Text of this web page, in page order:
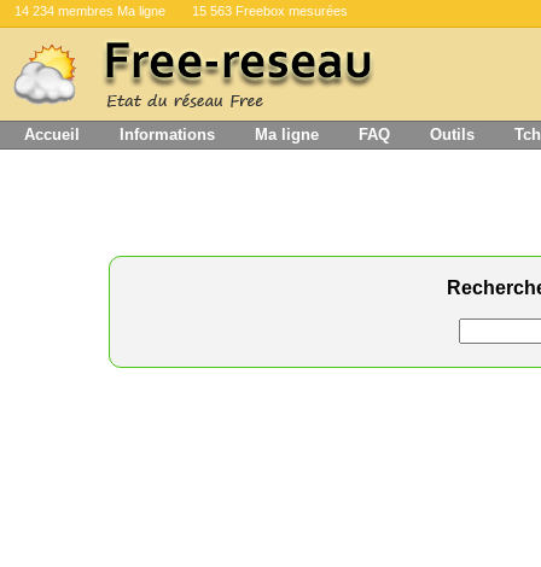
14 234 membres Ma ligne 15 563 Freebox mesurées
Accueil Informations Ma ligne FAQ Outils